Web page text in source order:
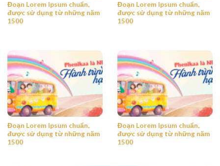
Đoạn Lorem Ipsum chuẩn,
được sử dụng từ những năm
1500
Đoạn Lorem Ipsum chuẩn,
được sử dụng từ những năm
1500
Đoạn Lorem Ipsum chuẩn,
được sử dụng từ những năm
1500
Đoạn Lorem Ipsum chuẩn,
được sử dụng từ những năm
1500